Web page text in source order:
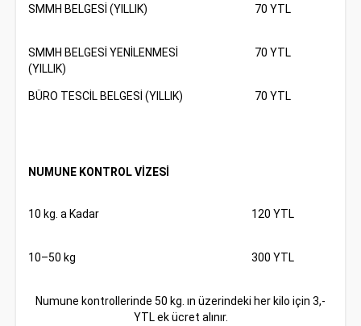
SMMH BELGESİ (YILLIK) 70 YTL
SMMH BELGESİ YENİLENMESİ
(YILLIK)
70 YTL
BÜRO TESCİL BELGESİ (YILLIK) 70 YTL
NUMUNE KONTROL VİZESİ
10 kg. a Kadar 120 YTL
10–50 kg 300 YTL
Numune kontrollerinde 50 kg. ın üzerindeki her kilo için 3,-
YTL ek ücret alınır.